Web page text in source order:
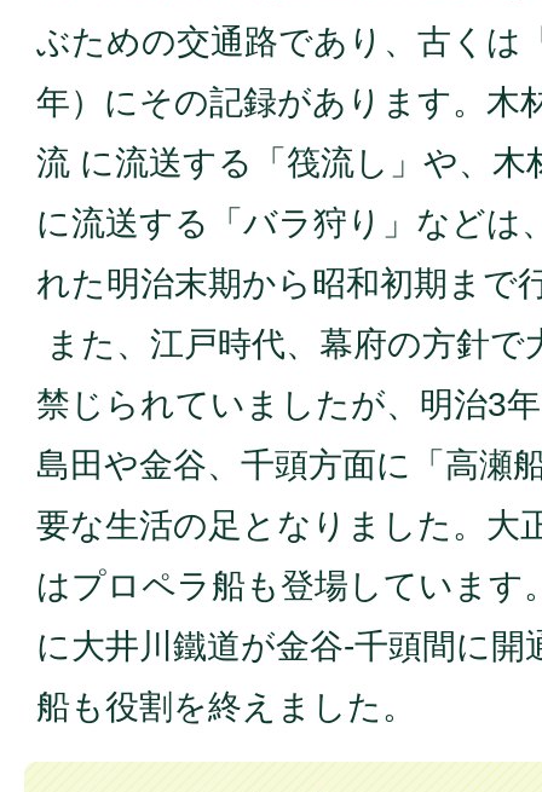
ぶための交通路であり、古くは
年）にその記録があります。木
流 に流送する「筏流し」や、
に流送する「バラ狩り」などは
れた明治末期から昭和初期まで
また、江戸時代、幕府の方針
禁じられていましたが、明治3
島田や金谷、千頭方面に「高瀬
要な生活の足となりました。大
はプロペラ船も登場しています
に大井川鐵道が金谷-千頭間に
船も役割を終えました。